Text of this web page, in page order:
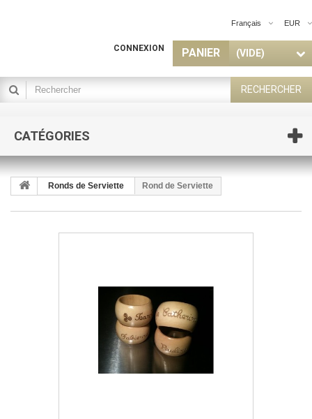
EUR
Français
PANIER (VIDE)
CONNEXION
RECHERCHER
CATÉGORIES
Ronds de Serviette Rond de Serviette